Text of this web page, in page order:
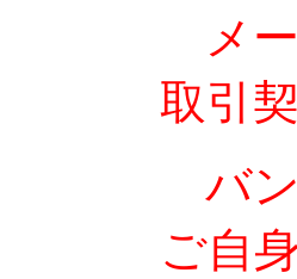
メ
取引
バ
ご自